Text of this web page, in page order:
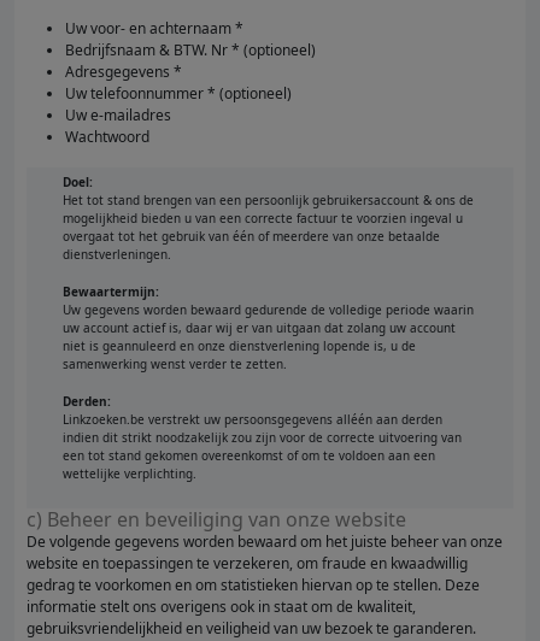
Uw voor- en achternaam *
Bedrijfsnaam & BTW. Nr * (optioneel)
Adresgegevens *
Uw telefoonnummer * (optioneel)
Uw e-mailadres
Wachtwoord
Doel:
Het tot stand brengen van een persoonlijk gebruikersaccount & ons de
mogelijkheid bieden u van een correcte factuur te voorzien ingeval u
overgaat tot het gebruik van één of meerdere van onze betaalde
dienstverleningen.
Bewaartermijn:
Uw gegevens worden bewaard gedurende de volledige periode waarin
uw account actief is, daar wij er van uitgaan dat zolang uw account
niet is geannuleerd en onze dienstverlening lopende is, u de
samenwerking wenst verder te zetten.
Derden:
Linkzoeken.be verstrekt uw persoonsgegevens alléén aan derden
indien dit strikt noodzakelijk zou zijn voor de correcte uitvoering van
een tot stand gekomen overeenkomst of om te voldoen aan een
wettelijke verplichting.
c) Beheer en beveiliging van onze website
De volgende gegevens worden bewaard om het juiste beheer van onze
website en toepassingen te verzekeren, om fraude en kwaadwillig
gedrag te voorkomen en om statistieken hiervan op te stellen. Deze
informatie stelt ons overigens ook in staat om de kwaliteit,
gebruiksvriendelijkheid en veiligheid van uw bezoek te garanderen.